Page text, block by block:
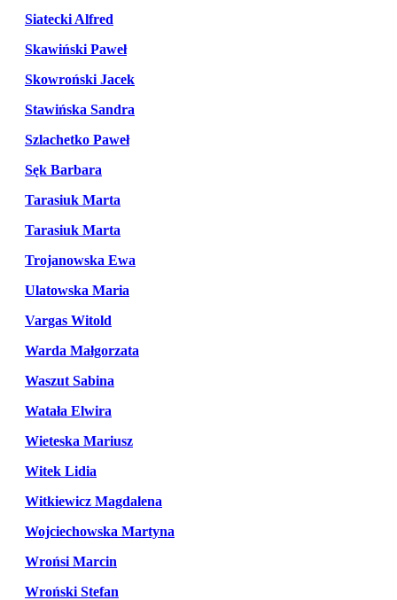
Siatecki Alfred
Skawiński Paweł
Skowroński Jacek
Stawińska Sandra
Szlachetko Paweł
Sęk Barbara
Tarasiuk Marta
Tarasiuk Marta
Trojanowska Ewa
Ulatowska Maria
Vargas Witold
Warda Małgorzata
Waszut Sabina
Watała Elwira
Wieteska Mariusz
Witek Lidia
Witkiewicz Magdalena
Wojciechowska Martyna
Wrońsi Marcin
Wroński Stefan